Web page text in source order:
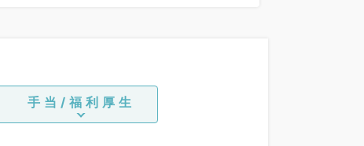
手当/福利厚生